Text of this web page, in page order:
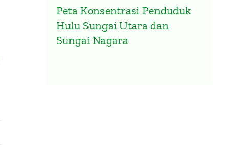
Peta Konsentrasi Penduduk
Hulu Sungai Utara dan
Sungai Nagara